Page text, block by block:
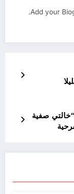
Add your
صفية